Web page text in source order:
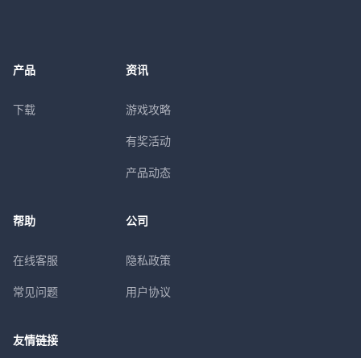
产品
下载
资讯
游戏攻略
有奖活动
产品动态
帮助
在线客服
常见问题
公司
隐私政策
用户协议
友情链接